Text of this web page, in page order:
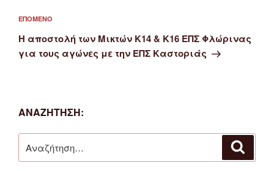
Επόμενο
άρθρο
ΕΠΌΜΕΝΟ
Η αποστολή των Μικτών Κ14 & Κ16 ΕΠΣ Φλώρινας
για τους αγώνες με την ΕΠΣ Καστοριάς
ΑΝΑΖΉΤΗΣΗ:
για: